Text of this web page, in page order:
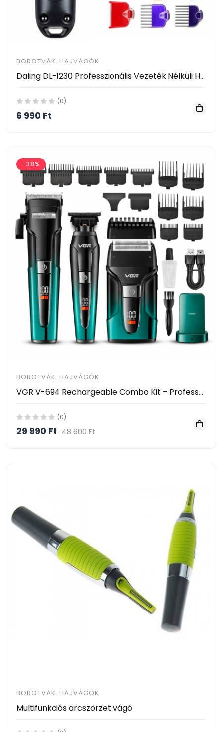
BOROTVÁK, HAJVÁGÓK
Daling DL-1230 Professzionális Vezeték Nélküli Hajvágó – 7500 RPM
(0)
6 990 Ft
-38%
BOROTVÁK, HAJVÁGÓK
VGR V-694 Rechargeable Combo Kit – Professzionális hajvágó és szakállvágó szett LED kijelzővel
(0)
29 990 Ft 48 600 Ft
BOROTVÁK, HAJVÁGÓK
Multifunkciós arcszörzet vágó